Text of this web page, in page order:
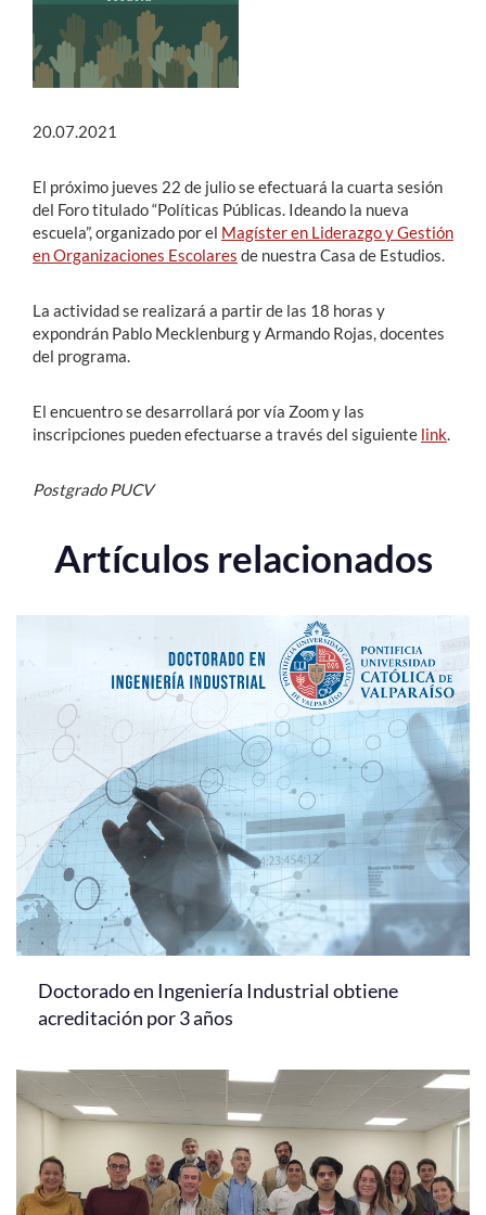
English
20.07.2021
El próximo jueves 22 de julio se efectuará la cuarta sesión
del Foro titulado “Políticas Públicas. Ideando la nueva
escuela”, organizado por el Magíster en Liderazgo y Gestión
en Organizaciones Escolares de nuestra Casa de Estudios.
La actividad se realizará a partir de las 18 horas y
expondrán Pablo Mecklenburg y Armando Rojas, docentes
del programa.
El encuentro se desarrollará por vía Zoom y las
inscripciones pueden efectuarse a través del siguiente link.
Postgrado PUCV
Artículos relacionados
Doctorado en Ingeniería Industrial obtiene
acreditación por 3 años